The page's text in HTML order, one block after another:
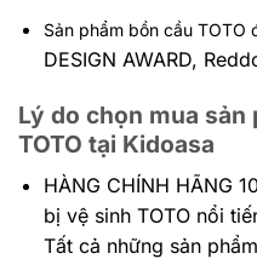
Sản phẩm bồn cầu
DESIGN AWARD,
Lý do chọn mua
TOTO tại Kidoasa
HÀNG CHÍNH HÃNG
bị vệ sinh TOTO nổi
Tất cả những sản